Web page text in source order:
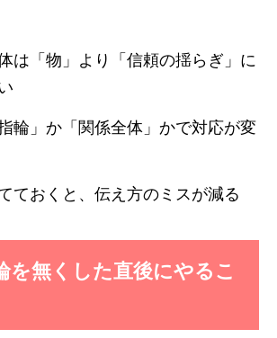
は「物」より「信頼の揺らぎ」に
輪」か「関係全体」かで対応が変
ておくと、伝え方のミスが減る
を無くした直後にやるこ